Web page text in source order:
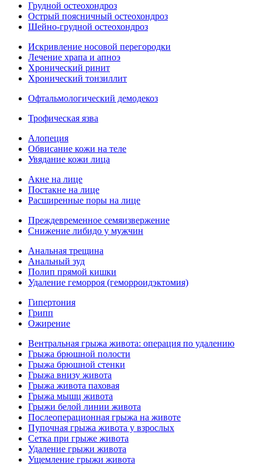
Грудной остеохондроз
Острый поясничный остеохондроз
Шейно-грудной остеохондроз
Искривление носовой перегородки
Лечение храпа и апноэ
Хронический ринит
Хронический тонзиллит
Офтальмологический демодекоз
Трофическая язва
Алопеция
Обвисание кожи на теле
Увядание кожи лица
Акне на лице
Постакне на лице
Расширенные поры на лице
Преждевременное семяизвержение
Снижение либидо у мужчин
Анальная трещина
Анальный зуд
Полип прямой кишки
Удаление геморроя (геморроидэктомия)
Гипертония
Грипп
Ожирение
Вентральная грыжа живота: операция по удалению
Грыжа брюшной полости
Грыжа брюшной стенки
Грыжа внизу живота
Грыжа живота паховая
Грыжа мышц живота
Грыжи белой линии живота
Послеоперационная грыжа на животе
Пупочная грыжа живота у взрослых
Сетка при грыже живота
Удаление грыжи живота
Ущемление грыжи живота